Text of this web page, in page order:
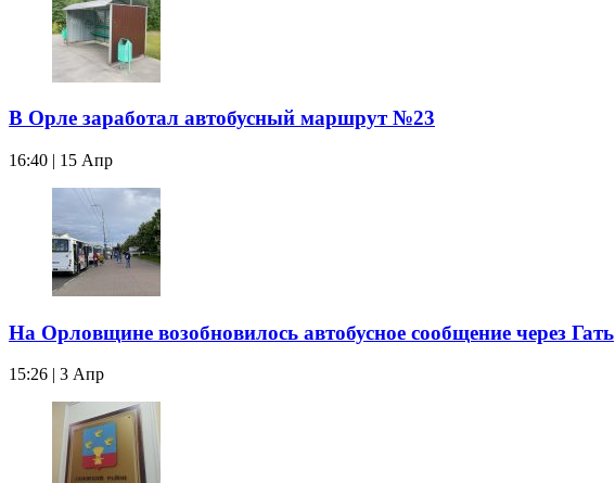
В Орле заработал автобусный маршрут №23
16:40 | 15 Апр
На Орловщине возобновилось автобусное сообщение через Гать
15:26 | 3 Апр